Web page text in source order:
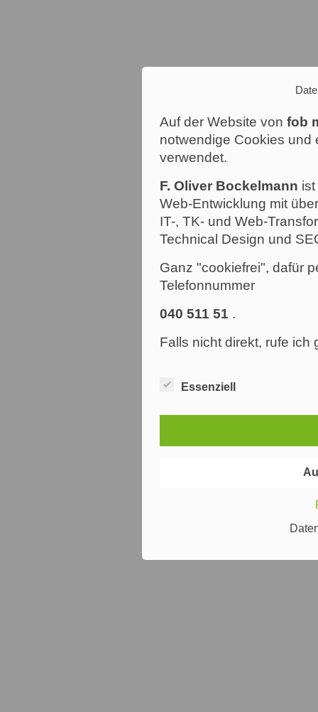
Auf der Website von fob
notwendige Cookies und
verwendet.
F. Oliver Bockelmann
Web-Entwicklung mit
IT-, TK- und Web-
Technical Design und
Ganz "cookiefrei", dafür
Telefonnummer
040 511 51 .
Falls nicht direkt, rufe ich
Essenziell